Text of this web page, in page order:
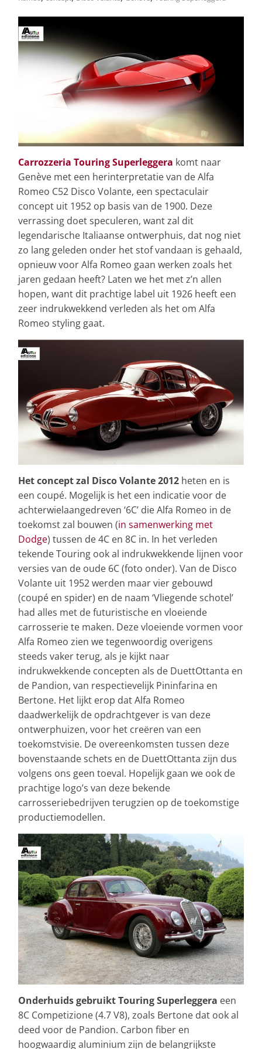
Carrozzeria Touring Superleggera komt naar
Genève met een herinterpretatie van de Alfa
Romeo C52 Disco Volante, een spectaculair
concept uit 1952 op basis van de 1900. Deze
verrassing doet speculeren, want zal dit
legendarische Italiaanse ontwerphuis, dat nog niet
zo lang geleden onder het stof vandaan is gehaald,
opnieuw voor Alfa Romeo gaan werken zoals het
jaren gedaan heeft? Laten we het met z’n allen
hopen, want dit prachtige label uit 1926 heeft een
zeer indrukwekkend verleden als het om Alfa
Romeo styling gaat.
Het concept zal Disco Volante 2012 heten en is
een coupé. Mogelijk is het een indicatie voor de
achterwielaangedreven ‘6C’ die Alfa Romeo in de
toekomst zal bouwen (in samenwerking met
Dodge) tussen de 4C en 8C in. In het verleden
tekende Touring ook al indrukwekkende lijnen voor
versies van de oude 6C (foto onder). Van de Disco
Volante uit 1952 werden maar vier gebouwd
(coupé en spider) en de naam ‘Vliegende schotel’
had alles met de futuristische en vloeiende
carrosserie te maken. Deze vloeiende vormen voor
Alfa Romeo zien we tegenwoordig overigens
steeds vaker terug, als je kijkt naar
indrukwekkende concepten als de DuettOttanta en
de Pandion, van respectievelijk Pininfarina en
Bertone. Het lijkt erop dat Alfa Romeo
daadwerkelijk de opdrachtgever is van deze
ontwerphuizen, voor het creëren van een
toekomstvisie. De overeenkomsten tussen deze
bovenstaande schets en de DuettOttanta zijn dus
volgens ons geen toeval. Hopelijk gaan we ook de
prachtige logo’s van deze bekende
carrosseriebedrijven terugzien op de toekomstige
productiemodellen.
Onderhuids gebruikt Touring Superleggera een
8C Competizione (4.7 V8), zoals Bertone dat ook al
deed voor de Pandion. Carbon fiber en
hoogwaardig aluminium zijn de belangrijkste